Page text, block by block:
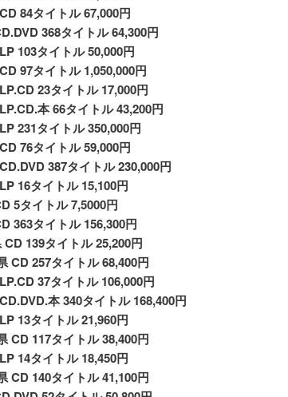
84タイトル 67,000円
368タイトル 64,300円
103タイトル 50,000円
97タイトル 1,050,000円
23タイトル 17,000円
本 66タイトル 43,200円
231タイトル 350,000円
76タイトル 59,000円
387タイトル 230,000円
16タイトル 15,100円
5タイトル 7,5000円
363タイトル 156,300円
139タイトル 25,200円
CD 257タイトル 68,400円
37タイトル 106,000円
本 340タイトル 168,400円
13タイトル 21,960円
CD 117タイトル 38,400円
14タイトル 18,450円
CD 140タイトル 41,100円